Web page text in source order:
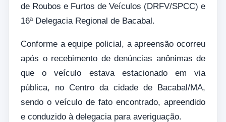
de Roubos e Furtos de Veículos (DRFV/SPCC) e
16ª Delegacia Regional de Bacabal.
Conforme a equipe policial, a apreensão ocorreu
após o recebimento de denúncias anônimas de
que o veículo estava estacionado em via
pública, no Centro da cidade de Bacabal/MA,
sendo o veículo de fato encontrado, apreendido
e conduzido à delegacia para averiguação.